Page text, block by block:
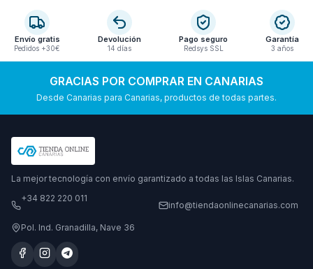
Envío gratis
Pedidos +30€
Devolución
14 días
Pago seguro
Redsys SSL
Garantía
3 años
GRACIAS POR COMPRAR EN CANARIAS
Desde Canarias para Canarias, productos de todas partes.
La mejor tecnología con envío garantizado a todas las Islas Canarias.
+34 822 220 011
info@tiendaonlinecanarias.com
Pol. Ind. Granadilla, Nave 36